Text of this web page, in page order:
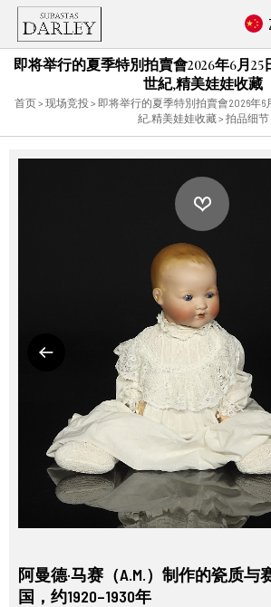
即将举行的夏季特別拍賣會2026年6月25
世紀,精美娃娃收藏
首页> 现场竞投 > 即将举行的夏季特別拍賣會2026年6
紀,精美娃娃收藏> 拍品细节
阿曼德·马赛（A.M.）制作的瓷质与
国，约1920–1930年